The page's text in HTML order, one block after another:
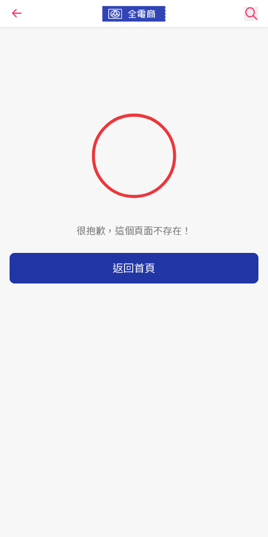
很抱歉，這個頁面不存在！
返回首頁